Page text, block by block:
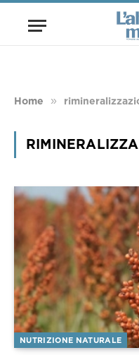
Home »
NUTRIZIONE NATURALE